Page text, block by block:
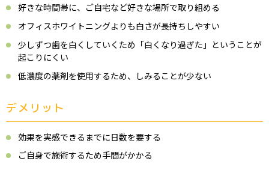
好きな時間帯に、ご自宅など好きな場所で取り組める
オフィスホワイトニングよりも白さが長持ちしやすい
少しずつ歯を白くしていくため「白くなり過ぎた」ということが
起こりにくい
低濃度の薬剤を使用するため、しみることが少ない
デメリット
効果を実感できるまでに日数を要する
ご自身で施術するため手間がかかる